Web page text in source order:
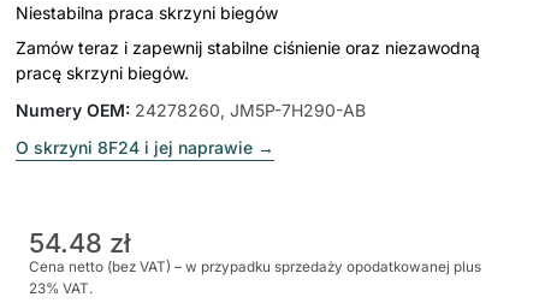
Niestabilna praca skrzyni biegów
Zamów teraz i zapewnij stabilne ciśnienie oraz niezawodną
pracę skrzyni biegów.
Numery OEM: 24278260, JM5P-7H290-AB
O skrzyni 8F24 i jej naprawie →
54.48 zł
Cena netto (bez VAT) – w przypadku sprzedaży opodatkowanej plus
23% VAT.